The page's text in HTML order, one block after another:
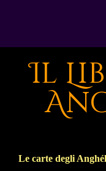
Il
Le carte degli